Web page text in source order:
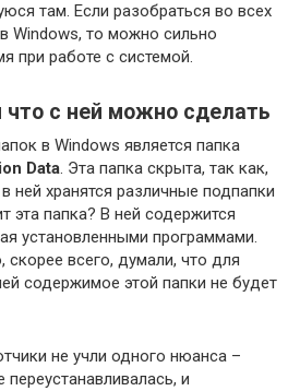
там. Если разобраться во всех
Windows, то можно сильно
при работе с системой.
что с ней можно сделать
в Windows является папка
Data. Эта папка скрыта, так как,
ней хранятся различные подпапки
эта папка? В ней содержится
установленными программами.
всего, думали, что для
содержимое этой папки не будет
не учли одного нюанса –
и